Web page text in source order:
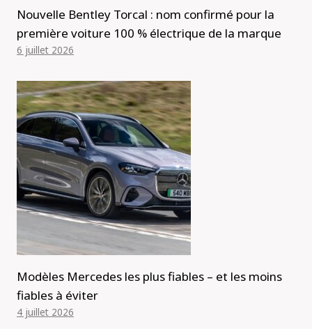
Nouvelle Bentley Torcal : nom confirmé pour la
première voiture 100 % électrique de la marque
6 juillet 2026
Modèles Mercedes les plus fiables – et les moins
fiables à éviter
4 juillet 2026